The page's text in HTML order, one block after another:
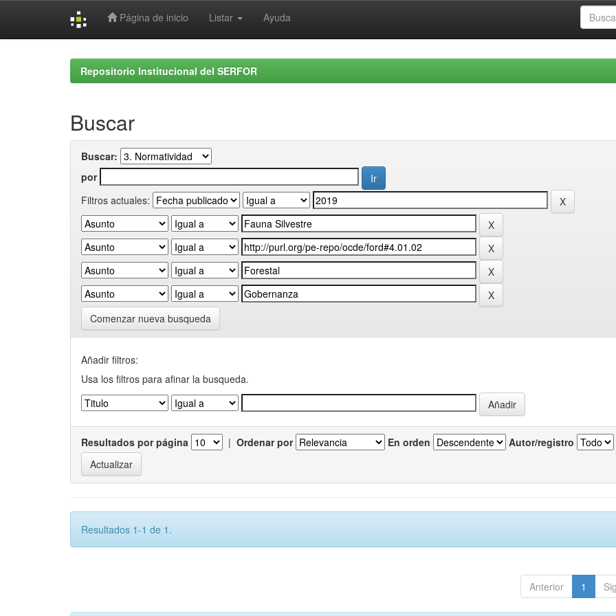
Página de inicio Listar Ayuda
Repositorio Institucional del SERFOR
Buscar
Buscar:
por
Filtros actuales:
Comenzar nueva busqueda
Añadir filtros:
Usa los filtros para afinar la busqueda.
Resultados por página | Ordenar por En orden Autor/registro
Resultados 1-1 de 1.
Anterior 1